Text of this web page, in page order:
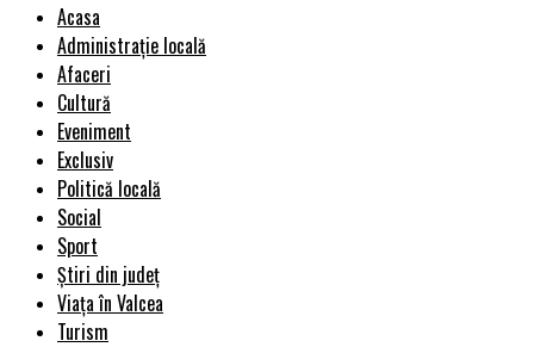
Acasa
Administrație locală
Afaceri
Cultură
Eveniment
Exclusiv
Politică locală
Social
Sport
Știri din județ
Viața în Valcea
Turism